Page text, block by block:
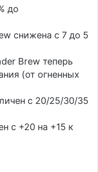
до
снижена с 7 до 5
Brew теперь
(от огненных
с 20/25/30/35
с +20 на +15 к